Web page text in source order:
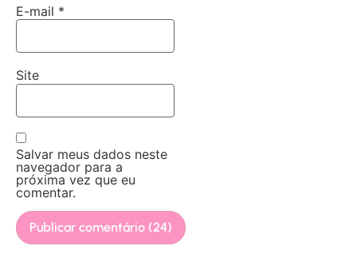
E-mail *
Site
Salvar meus dados neste
navegador para a
próxima vez que eu
comentar.